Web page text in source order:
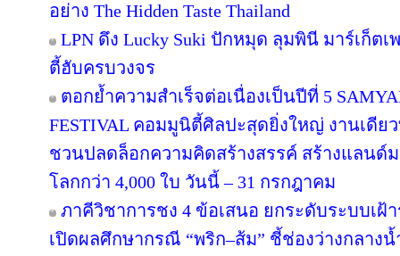
อย่าง The Hidden Taste Thailand
LPN ดึง Lucky Suki ปักหมุด ลุมพินี มาร์เก็ต
ตี้ฮับครบวงจร
ตอกย้ำความสำเร็จต่อเนื่องเป็นปีที่ 5
FESTIVAL คอมมูนิตี้ศิลปะสุดยิ่งใหญ่ งานเดี
ชวนปลดล็อกความคิดสร้างสรรค์ สร้างแลนด์
โลกกว่า 4,000 ใบ วันนี้ – 31 กรกฎาคม
ภาคีวิชาการชง 4 ข้อเสนอ ยกระดับระบบเฝ้
เปิดผลศึกษากรณี “พริก–ส้ม” ชี้ช่องว่างกลาง